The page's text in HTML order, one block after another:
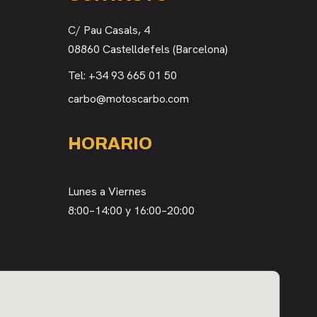
C/ Pau Casals, 4
08860 Castelldefels (Barcelona)
Tel: +34 93 665 01 50
carbo@motoscarbo.com
HORARIO
Lunes a Viernes
8:00–14:00 y 16:00–20:00